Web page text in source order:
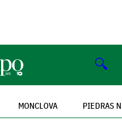
🔍
MONCLOVA PIEDRAS